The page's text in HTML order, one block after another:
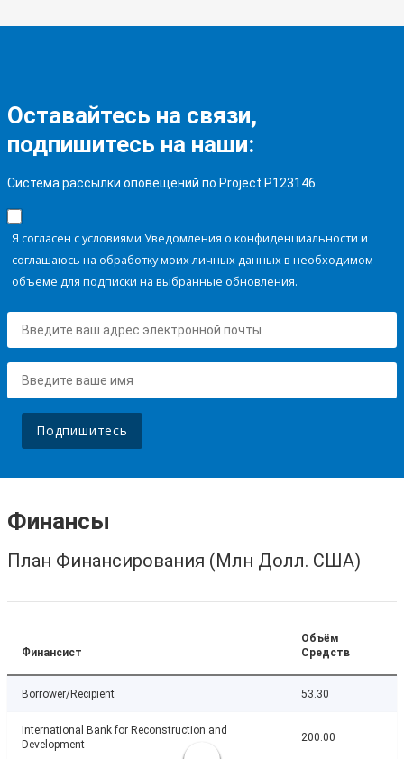
Оставайтесь на связи,
подпишитесь на наши:
Система рассылки оповещений по Project P123146
Я согласен с условиями Уведомления о конфиденциальности и
соглашаюсь на обработку моих личных данных в необходимом
объеме для подписки на выбранные обновления.
Подпишитесь
Финансы
План Финансирования (Млн Долл. США)
Финансист
Объём
Средств
Borrower/Recipient 53.30
International Bank for Reconstruction and
Development
200.00